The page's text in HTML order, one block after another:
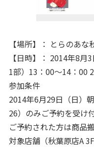
【場所】： とらのあ
【日時】： 2014年8月3
1部）13：00～14：00
参加条件
2014年6月29日（日）
26）のみご予約を受け
ご予約された方は商品
対象店舗（秋葉原店A